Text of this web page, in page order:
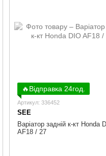
🔥Відправка 24год.
Артикул: 336452
SEE
Варіатор задній к-кт Honda
AF18 / 27